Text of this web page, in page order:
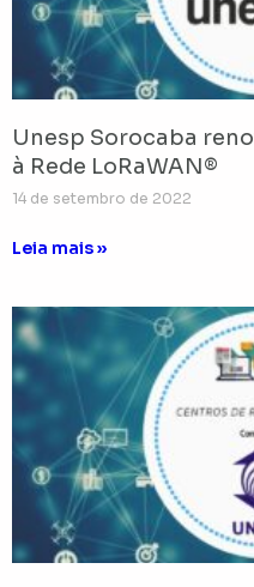
Unesp Sorocaba
à Rede LoRaWAN®
14 de setembro de 2022
Leia mais »